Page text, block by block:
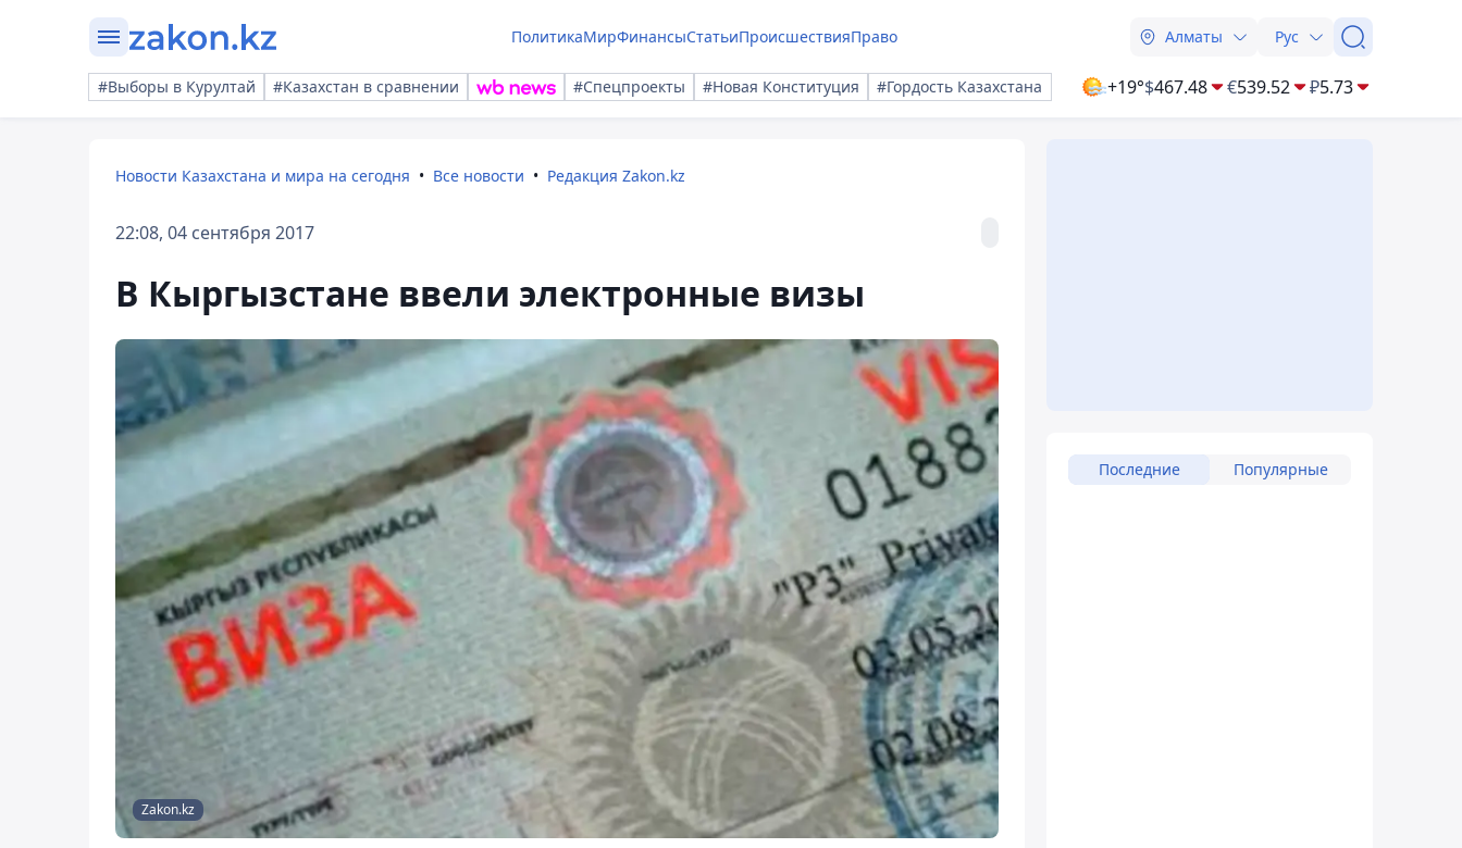
ПолитикаМирФинансыСтатьиПроисшествияПраво Алматы Рус
#Выборы в Курултай #Казахстан в сравнении #Спецпроекты #Новая Конституция #Гордость Казахстана +19°$467.48 €539.52 ₽5.73
Новости Казахстана и мира на сегодня Все новости Редакция Zakon.kz
22:08, 04 сентября 2017
В Кыргызстане ввели электронные визы
Zakon.kz
Последние Популярные